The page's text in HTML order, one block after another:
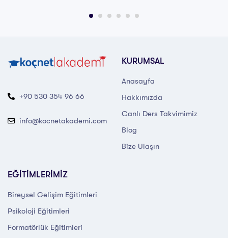
+90 530 354 96 66
info@kocnetakademi.com
KURUMSAL
Anasayfa
Hakkımızda
Canlı Ders Takvimimiz
Blog
Bize Ulaşın
EĞİTİMLERİMİZ
Bireysel Gelişim Eğitimleri
Psikoloji Eğitimleri
Formatörlük Eğitimleri